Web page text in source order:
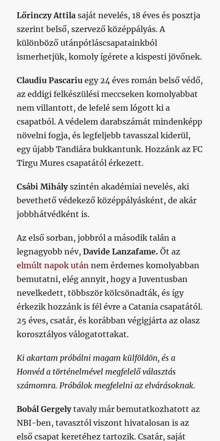
Lőrinczy Attila saját nevelés, 18 éves és posztja
szerint belső, szervező középpályás. A
különböző utánpótláscsapatainkból
ismerhetjük, komoly ígérete a kispesti jövőnek.
Claudiu Pascariu egy 24 éves román belső védő,
az eddigi felkészülési meccseken komolyabbat
nem villantott, de lefelé sem lógott ki a
csapatból. A védelem darabszámát mindenképp
növelni fogja, és legfeljebb tavasszal kiderül,
egy újabb Tandiára bukkantunk. Hozzánk az FC
Tirgu Mures csapatától érkezett.
Csábi Mihályszintén akadémiai nevelés, aki
bevethető védekező középpályásként, de akár
jobbhátvédként is.
Az első sorban, jobbról a második talán a
legnagyobb név,Davide Lanzafame.Őt az
elmúlt napok után nem érdemes komolyabban
bemutatni, elég annyit, hogy a Juventusban
nevelkedett, többször kölcsönadták, és így
érkezik hozzánk is fél évre a Catania csapatától.
25 éves, csatár, és korábban végigjárta az olasz
korosztályos válogatottakat.
Ki akartam próbálni magam külföldön, és a
Honvéd a történelmével megfelelő választás
számomra. Próbálok megfelelni az elvárásoknak.
Bobál Gergelytavaly már bemutatkozhatott az
NBI-ben, tavasztól viszont hivatalosan is az
első csapat keretéhez tartozik. Csatár, saját